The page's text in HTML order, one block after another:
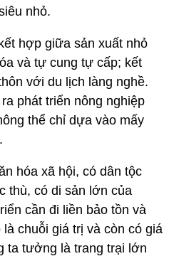
nhỏ.
hợp giữa sản xuất nhỏ
và tự cung tự cấp; kết
với du lịch làng nghề.
phát triển nông nghiệp
thể chỉ dựa vào mấy
hóa xã hội, có dân tộc
thù, có di sản lớn của
cần đi liền bảo tồn và
chuỗi giá trị và còn có giá
ta tưởng là trang trại lớn